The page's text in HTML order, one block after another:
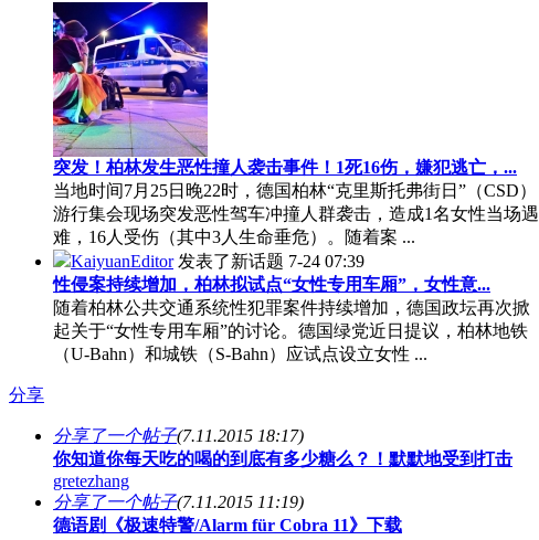
突发！柏林发生恶性撞人袭击事件！1死16伤，嫌犯逃亡，...
当地时间7月25日晚22时，德国柏林“克里斯托弗街日”（CSD）
游行集会现场突发恶性驾车冲撞人群袭击，造成1名女性当场遇
难，16人受伤（其中3人生命垂危）。随着案 ...
KaiyuanEditor发表了新话题 7-24 07:39
性侵案持续增加，柏林拟试点“女性专用车厢”，女性意...
随着柏林公共交通系统性犯罪案件持续增加，德国政坛再次掀
起关于“女性专用车厢”的讨论。德国绿党近日提议，柏林地铁
（U-Bahn）和城铁（S-Bahn）应试点设立女性 ...
分享
分享了一个帖子(7.11.2015 18:17)
你知道你每天吃的喝的到底有多少糖么？！默默地受到打击
gretezhang
分享了一个帖子(7.11.2015 11:19)
德语剧《极速特警/Alarm für Cobra 11》下载